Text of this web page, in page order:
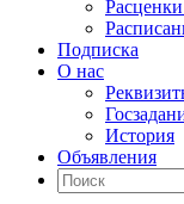
Подписка
О нас
История
Объявления
Поиск
Искать: